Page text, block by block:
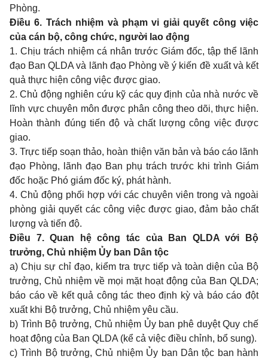
Phòng.
Điều 6. Trách nhiệm và phạm vi giải quyết công việc
của cán bộ, công chức, người lao động
1. Chịu trách nhiệm cá nhân trước Giám đốc, tập thể lãnh
đạo Ban QLDA và lãnh đạo Phòng về ý kiến đề xuất và kết
quả thực hiện công việc được giao.
2. Chủ động nghiên cứu kỹ các quy định của nhà nước về
lĩnh vực chuyên môn được phân công theo dõi, thực hiện.
Hoàn thành đúng tiến độ và chất lượng công việc được
giao.
3. Trực tiếp soạn thảo, hoàn thiện văn bản và báo cáo lãnh
đạo Phòng, lãnh đạo Ban phụ trách trước khi trình Giám
đốc hoặc Phó giám đốc ký, phát hành.
4. Chủ động phối hợp với các chuyên viên trong và ngoài
phòng giải quyết các công việc được giao, đảm bảo chất
lượng và tiến độ.
Điều 7. Quan hệ công tác của Ban QLDA với Bộ
trưởng, Chủ nhiệm Ủy ban Dân tộc
a) Chịu sự chỉ đạo, kiểm tra trực tiếp và toàn diện của Bộ
trưởng, Chủ nhiệm về mọi mặt hoạt động của Ban QLDA;
báo cáo về kết quả công tác theo định kỳ và báo cáo đột
xuất khi Bộ trưởng, Chủ nhiệm yêu cầu.
b) Trình Bộ trưởng, Chủ nhiệm Ủy ban phê duyệt Quy chế
hoạt động của Ban QLDA (kể cả việc điều chỉnh, bổ sung).
c) Trình Bộ trưởng, Chủ nhiệm Ủy ban Dân tộc ban hành